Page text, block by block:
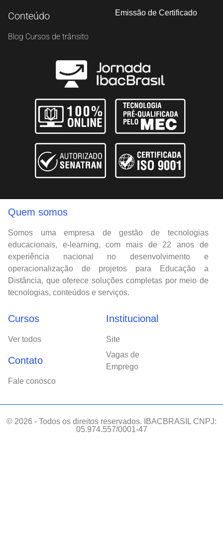
Conteúdo
Blog Cursos de trânsito
Emissão de Certificado
Quem somos
Somos uma empresa de gestão de tecnologias
educacionais, e-learning, com mais de 22 anos de
experiência nacional no desenvolvimento e
operacionalização de projetos para Educação a
Distância, que oferece soluções completas por meio de
tecnologias, conteúdos e serviços.
Cursos
Ver todos
Contato
Fale conosco
Institucional
Site
Vagas de
Emprego
© 2026 - Todos os direitos reservados. IBACBRASIL CNPJ:
05.974.557/0001-47